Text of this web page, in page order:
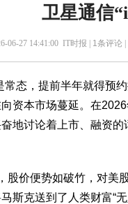
卫星通信
06-27 14:41:00 IT时报 | 1条评论 |
常态，提前半年就得预
资本市场蔓延。在
地讨论着上市、融资
股价便势如破竹，对美
斯克送到了人类财富“